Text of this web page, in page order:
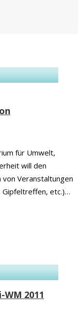
für Umwelt,
will den
Veranstaltungen
Gipfeltreffen, etc.)…
2011